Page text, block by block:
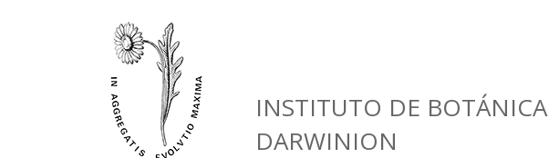
INSTITUTO DE BOTÁNICA
DARWINION